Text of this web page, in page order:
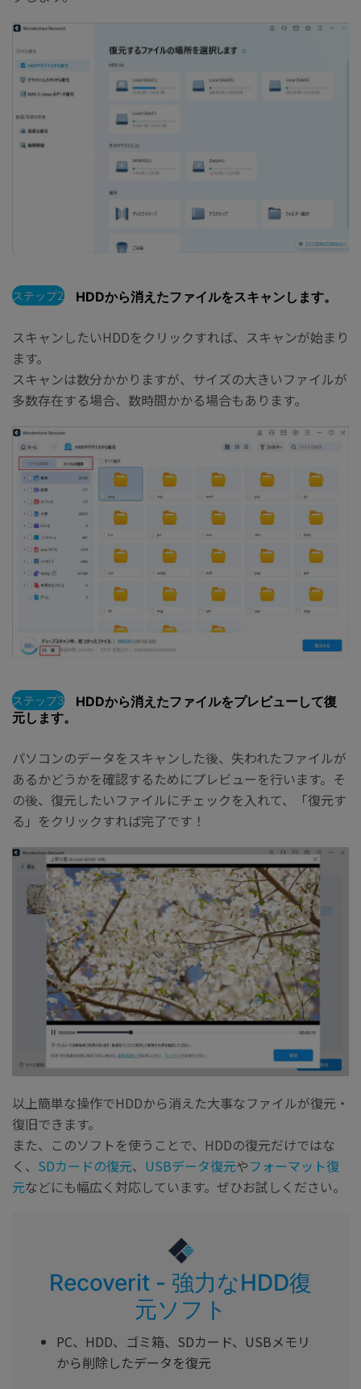
ステップ2 HDDから消えたファイルをスキャンします。
スキャンしたいHDDをクリックすれば、スキャンが始まり
ます。
スキャンは数分かかりますが、サイズの大きいファイルが
多数存在する場合、数時間かかる場合もあります。
ステップ3
HDDから消えたファイルをプレビューして復
元します。
パソコンのデータをスキャンした後、失われたファイルが
あるかどうかを確認するためにプレビューを行います。そ
の後、復元したいファイルにチェックを入れて、「復元す
る」をクリックすれば完了です！
以上簡単な操作でHDDから消えた大事なファイルが復元・
復旧できます。
また、このソフトを使うことで、HDDの復元だけではな
く、 SDカードの復元、 USBデータ復元やフォーマット復
元などにも幅広く対応しています。ぜひお試しください。
Recoverit - 強力なHDD復
元ソフト
PC、HDD、ゴミ箱、SDカード、USBメモリ
から削除したデータを復元